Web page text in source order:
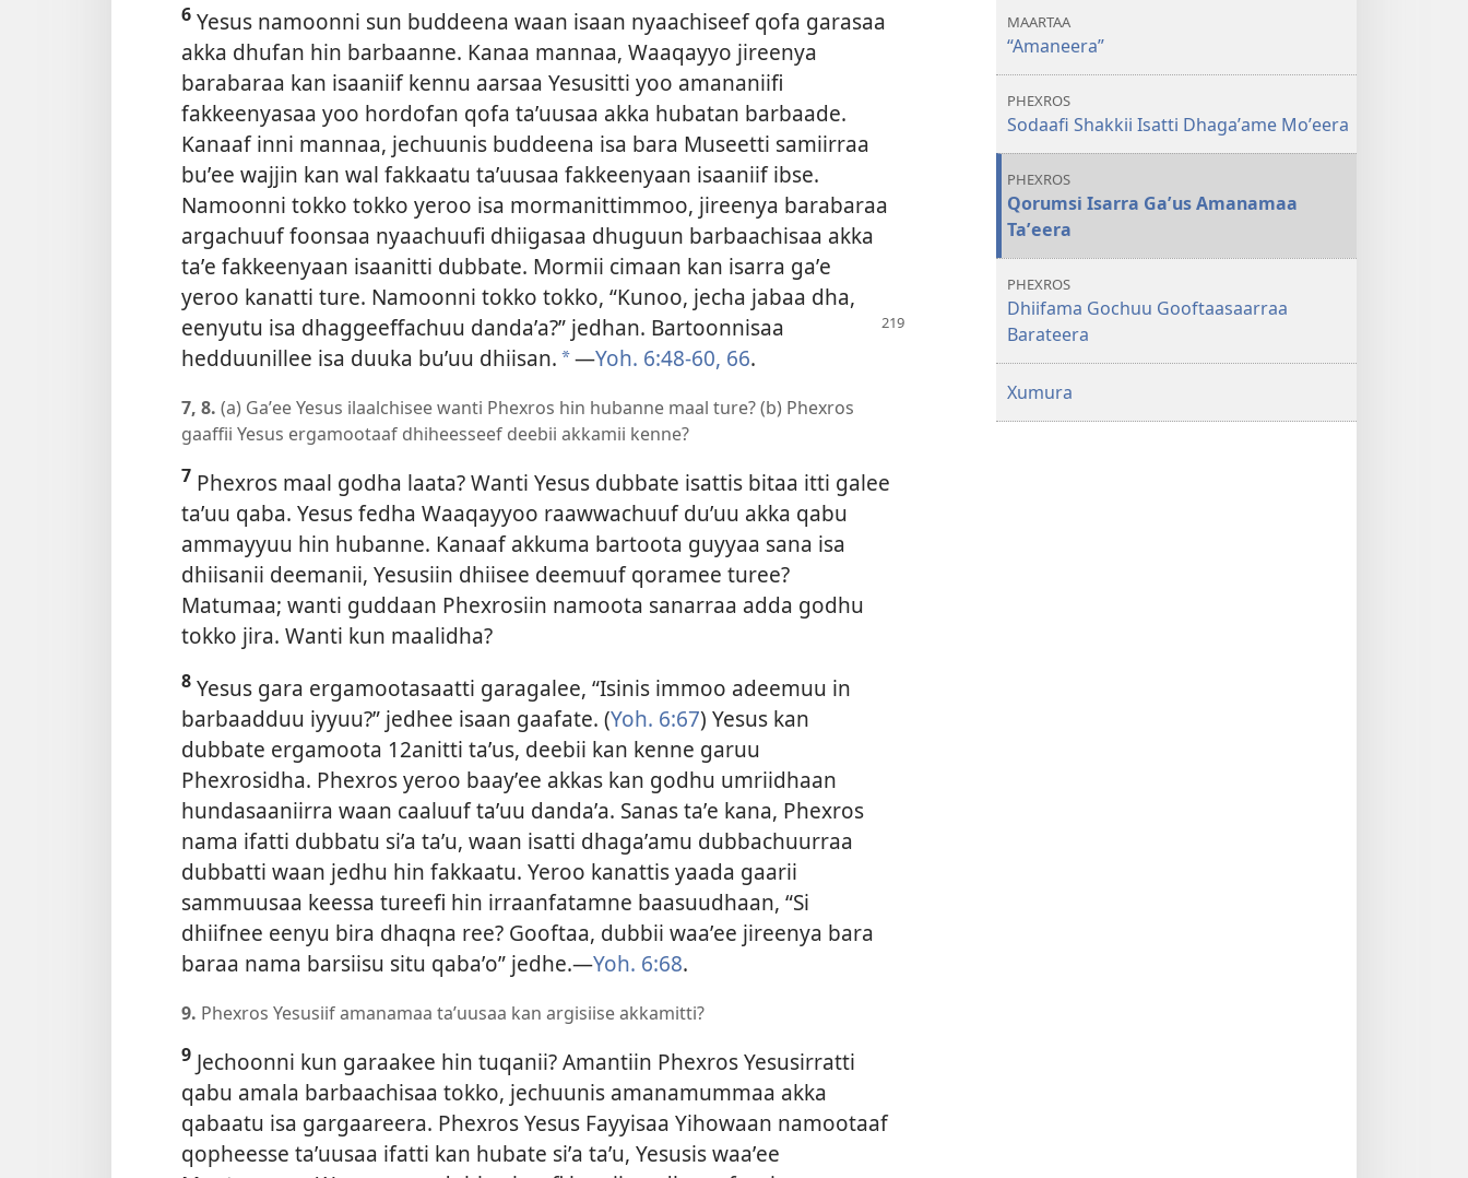
6 Yesus namoonni sun buddeena waan isaan nyaachiseef qofa garasaa
akka dhufan hin barbaanne. Kanaa mannaa, Waaqayyo jireenya
barabaraa kan isaaniif kennu aarsaa Yesusitti yoo amananiifi
fakkeenyasaa yoo hordofan qofa taʼuusaa akka hubatan barbaade.
Kanaaf inni mannaa, jechuunis buddeena isa bara Museetti samiirraa
buʼee wajjin kan wal fakkaatu taʼuusaa fakkeenyaan isaaniif ibse.
Namoonni tokko tokko yeroo isa mormanittimmoo, jireenya barabaraa
argachuuf foonsaa nyaachuufi dhiigasaa dhuguun barbaachisaa akka
taʼe fakkeenyaan isaanitti dubbate. Mormii cimaan kan isarra gaʼe
yeroo kanatti ture. Namoonni tokko tokko, “Kunoo, jecha jabaa dha,
eenyutu isa dhaggeeffachuu dandaʼa?” jedhan. Bartoonnisaa
hedduunillee isa duuka buʼuu dhiisan. a—Yoh. 6:48-60, 66.
7, 8. (a) Gaʼee Yesus ilaalchisee wanti Phexros hin hubanne maal ture? (b) Phexros
gaaffii Yesus ergamootaaf dhiheesseef deebii akkamii kenne?
7 Phexros maal godha laata? Wanti Yesus dubbate isattis bitaa itti galee
taʼuu qaba. Yesus fedha Waaqayyoo raawwachuuf duʼuu akka qabu
ammayyuu hin hubanne. Kanaaf akkuma bartoota guyyaa sana isa
dhiisanii deemanii, Yesusiin dhiisee deemuuf qoramee turee?
Matumaa; wanti guddaan Phexrosiin namoota sanarraa adda godhu
tokko jira. Wanti kun maalidha?
8 Yesus gara ergamootasaatti garagalee, “Isinis immoo adeemuu in
barbaadduu iyyuu?” jedhee isaan gaafate. (Yoh. 6:67) Yesus kan
dubbate ergamoota 12anitti taʼus, deebii kan kenne garuu
Phexrosidha. Phexros yeroo baayʼee akkas kan godhu umriidhaan
hundasaaniirra waan caaluuf taʼuu dandaʼa. Sanas taʼe kana, Phexros
nama ifatti dubbatu siʼa taʼu, waan isatti dhagaʼamu dubbachuurraa
dubbatti waan jedhu hin fakkaatu. Yeroo kanattis yaada gaarii
sammuusaa keessa tureefi hin irraanfatamne baasuudhaan, “Si
dhiifnee eenyu bira dhaqna ree? Gooftaa, dubbii waaʼee jireenya bara
baraa nama barsiisu situ qabaʼo” jedhe.—Yoh. 6:68.
9. Phexros Yesusiif amanamaa taʼuusaa kan argisiise akkamitti?
9 Jechoonni kun garaakee hin tuqanii? Amantiin Phexros Yesusirratti
qabu amala barbaachisaa tokko, jechuunis amanamummaa akka
qabaatu isa gargaareera. Phexros Yesus Fayyisaa Yihowaan namootaaf
qopheesse taʼuusaa ifatti kan hubate siʼa taʼu, Yesusis waaʼee
MAARTAA
“Amaneera”
PHEXROS
Sodaafi Shakkii Isatti Dhagaʼame Moʼeera
PHEXROS
Qorumsi Isarra Gaʼus Amanamaa
Taʼeera
PHEXROS
Dhiifama Gochuu Gooftaasaarraa
Barateera
Xumura